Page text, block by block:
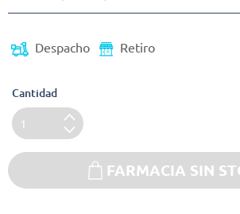
Despacho Retiro
Cantidad
FARMACIA SIN